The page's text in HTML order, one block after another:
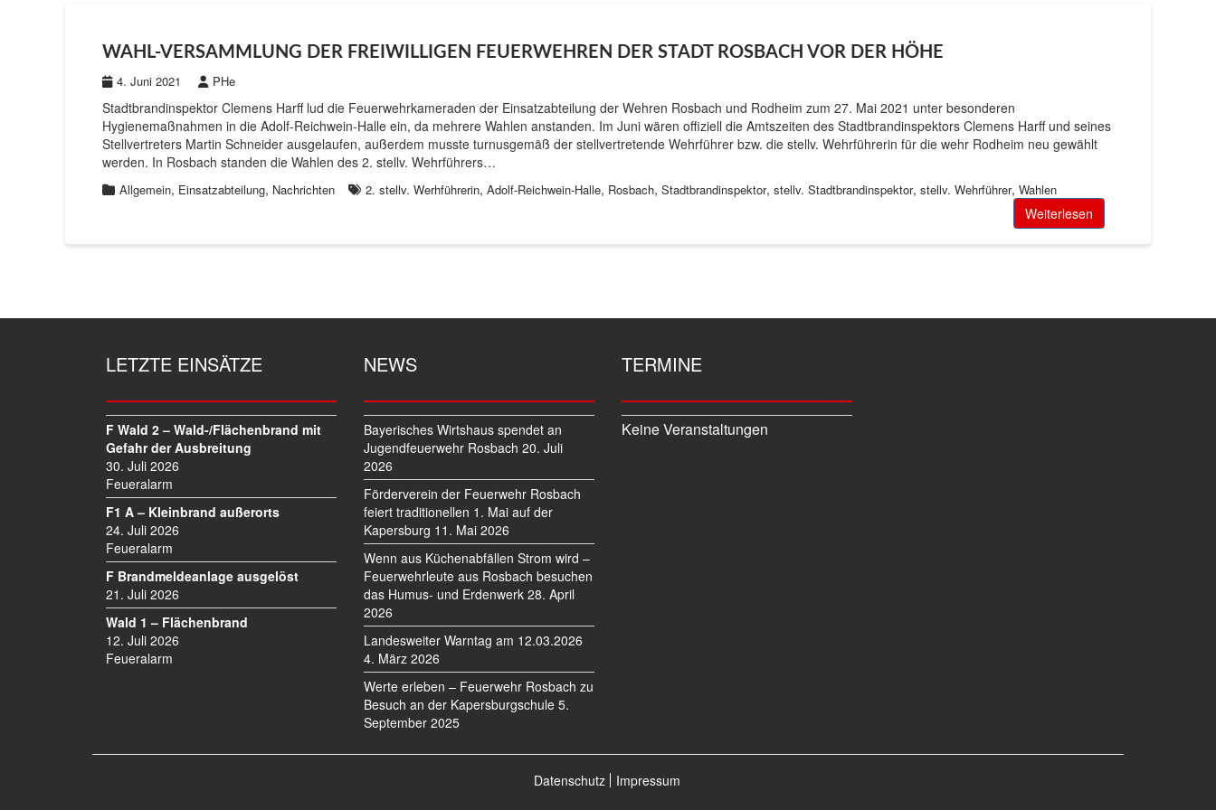
WAHL-VERSAMMLUNG DER FREIWILLIGEN FEUERWEHREN DER STADT ROSBACH VOR DER HÖHE
4. Juni 2021 PHe
Stadtbrandinspektor Clemens Harff lud die Feuerwehrkameraden der Einsatzabteilung der Wehren Rosbach und Rodheim zum 27. Mai 2021 unter besonderen
Hygienemaßnahmen in die Adolf-Reichwein-Halle ein, da mehrere Wahlen anstanden. Im Juni wären offiziell die Amtszeiten des Stadtbrandinspektors Clemens Harff und seines
Stellvertreters Martin Schneider ausgelaufen, außerdem musste turnusgemäß der stellvertretende Wehrführer bzw. die stellv. Wehrführerin für die wehr Rodheim neu gewählt
werden. In Rosbach standen die Wahlen des 2. stellv. Wehrführers…
Allgemein, Einsatzabteilung, Nachrichten 2. stellv. Werhführerin, Adolf-Reichwein-Halle, Rosbach, Stadtbrandinspektor, stellv. Stadtbrandinspektor, stellv. Wehrführer, Wahlen
Weiterlesen
LETZTE EINSÄTZE
F Wald 2 – Wald-/Flächenbrand mit
Gefahr der Ausbreitung
30. Juli 2026
Feueralarm
F1 A – Kleinbrand außerorts
24. Juli 2026
Feueralarm
F Brandmeldeanlage ausgelöst
21. Juli 2026
Wald 1 – Flächenbrand
12. Juli 2026
Feueralarm
NEWS
Bayerisches Wirtshaus spendet an
Jugendfeuerwehr Rosbach 20. Juli
2026
Förderverein der Feuerwehr Rosbach
feiert traditionellen 1. Mai auf der
Kapersburg 11. Mai 2026
Wenn aus Küchenabfällen Strom wird –
Feuerwehrleute aus Rosbach besuchen
das Humus- und Erdenwerk 28. April
2026
Landesweiter Warntag am 12.03.2026
4. März 2026
Werte erleben – Feuerwehr Rosbach zu
Besuch an der Kapersburgschule 5.
September 2025
TERMINE
Keine Veranstaltungen
Datenschutz
Impressum